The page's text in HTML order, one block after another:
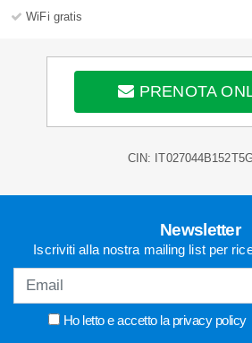
WiFi gratis
PRENOTA
CIN:
Newsletter
Iscriviti alla nostra mailing list per
Ho letto e accetto la privacy policy